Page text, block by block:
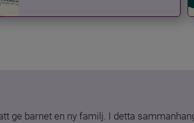
ge barnet en ny familj. I detta